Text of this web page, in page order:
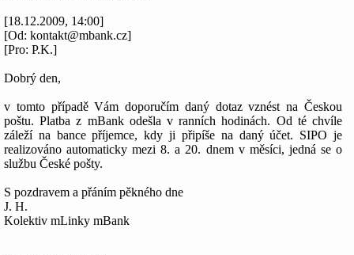
[18.12.2009, 14:00]
[Od: kontakt@mbank.cz]
[Pro: P.K.]
Dobrý den,
v tomto případě Vám doporučím daný dotaz vznést na Českou
poštu. Platba z mBank odešla v ranních hodinách. Od té chvíle
záleží na bance příjemce, kdy ji připíše na daný účet. SIPO je
realizováno automaticky mezi 8. a 20. dnem v měsíci, jedná se o
službu České pošty.
S pozdravem a přáním pěkného dne
J. H.
Kolektiv mLinky mBank